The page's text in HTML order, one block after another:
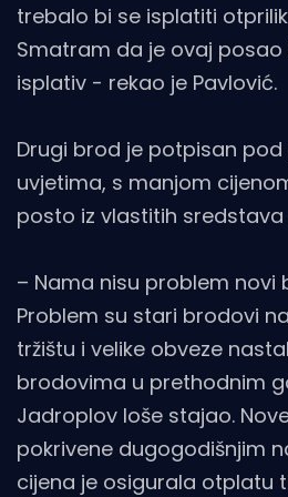
trebalo bi se isplatiti
Smatram da je ovaj posao
isplativ - rekao je Pavlović.
Drugi brod je potpisan
uvjetima, s manjom
posto iz vlastitih
– Nama nisu problem novi
Problem su stari brodovi
tržištu i velike obveze
brodovima u prethodnim
Jadroplov loše stajao.
pokrivene dugogodišnjim
cijena je osigurala otplatu